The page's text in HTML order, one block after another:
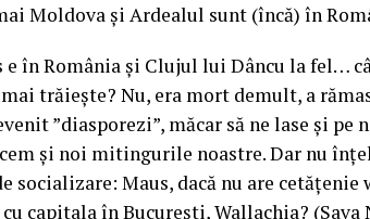
Moldova și Ardealul sunt (încă) în
e în România și Clujul lui Dâncu la fel…
trăiește? Nu, era mort demult, a
”diasporezi”, măcar să ne lase și
și noi mitingurile noastre. Dar nu
socializare: Maus, dacă nu are
capitala în București, Wallachia? (Sava